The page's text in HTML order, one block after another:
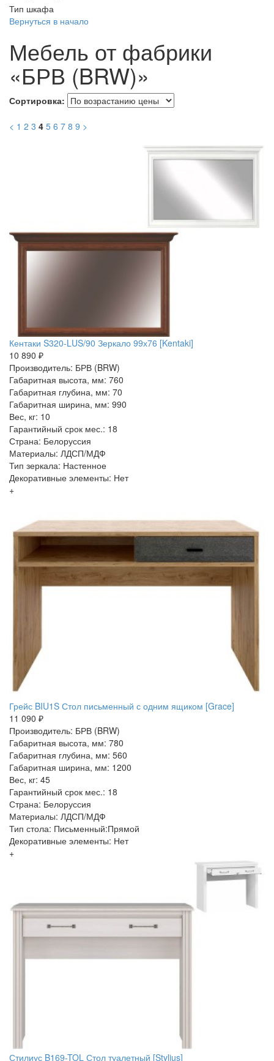
Тип шкафа
Вернуться в начало
Мебель от фабрики
«БРВ (BRW)»
Сортировка:
< 1 2 3 4 5 6 7 8 9 >
Кентаки S320-LUS/90 Зеркало 99х76 [Kentaki]
10 890 ₽
Производитель: БРВ (BRW)
Габаритная высота, мм: 760
Габаритная глубина, мм: 70
Габаритная ширина, мм: 990
Вес, кг: 10
Гарантийный срок мес.: 18
Страна: Белоруссия
Материалы: ЛДСП/МДФ
Тип зеркала: Настенное
Декоративные элементы: Нет
+
Грейс BIU1S Стол письменный с одним ящиком [Grace]
11 090 ₽
Производитель: БРВ (BRW)
Габаритная высота, мм: 780
Габаритная глубина, мм: 560
Габаритная ширина, мм: 1200
Вес, кг: 45
Гарантийный срок мес.: 18
Страна: Белоруссия
Материалы: ЛДСП/МДФ
Тип стола: Письменный:Прямой
Декоративные элементы: Нет
+
Стилиус B169-TOL Стол туалетный [Stylius]